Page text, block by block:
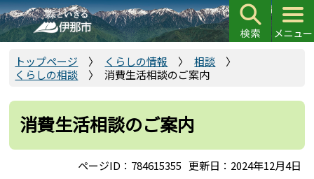
こ
の
ペ
で
トップページ くらしの情報
相談
くらしの相談
消費生活相談のご案内
消費生活相談のご案内
ページID：784615355 更新日：2024年12月4日